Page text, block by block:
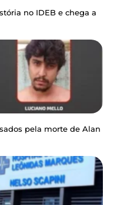
no IDEB e chega a
pela morte de Alan